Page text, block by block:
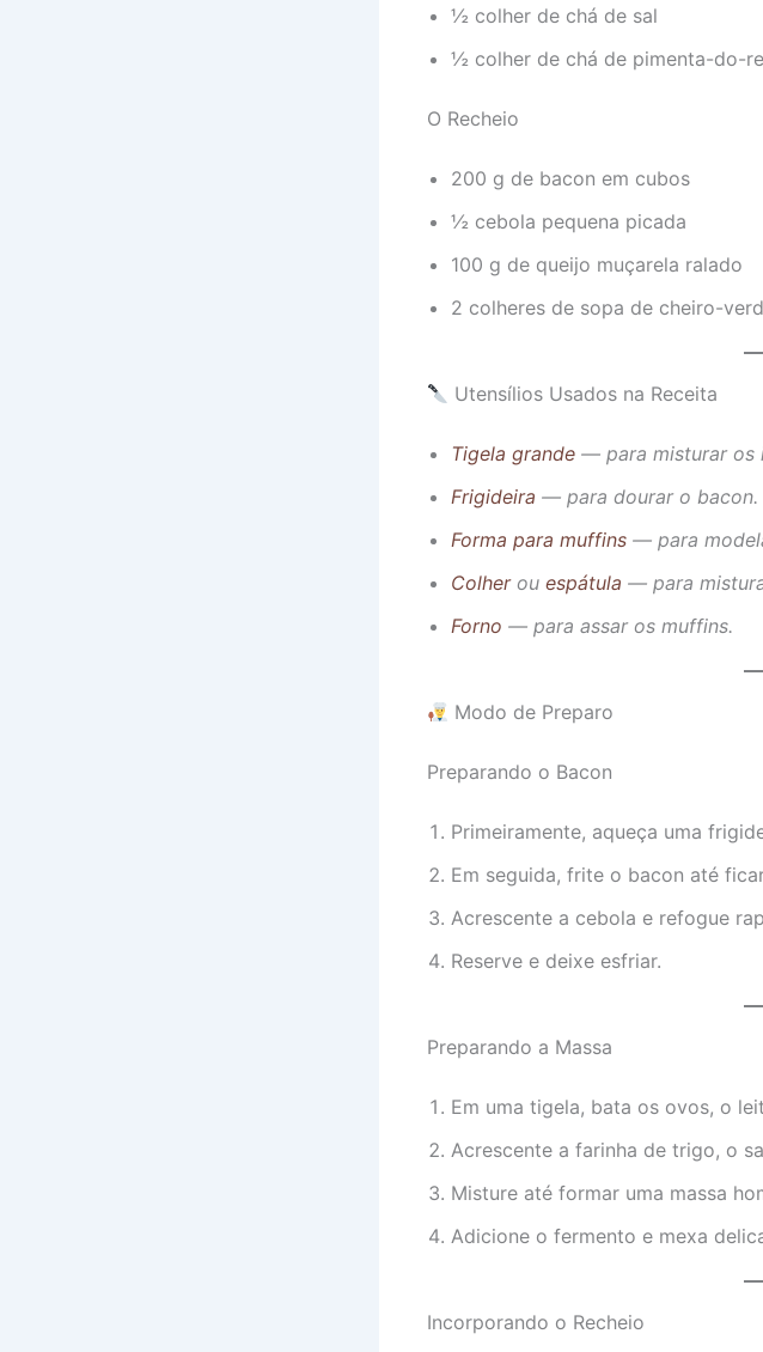
½ colher de chá de sal
½ colher de chá de pimenta-do-
O Recheio
200 g de bacon em cubos
½ cebola pequena picada
100 g de queijo muçarela ralado
2 colheres de sopa de cheiro-
Utensílios Usados na Receita
Tigela grande — para misturar os
Frigideira — para dourar o bacon.
Forma para muffins — para
Colher ou espátula — para
Forno — para assar os muffins.
Modo de Preparo
Preparando o Bacon
Primeiramente, aqueça uma
Em seguida, frite o bacon até
Acrescente a cebola e refogue
Reserve e deixe esfriar.
Preparando a Massa
Em uma tigela, bata os ovos, o
Acrescente a farinha de trigo, o
Misture até formar uma massa
Adicione o fermento e mexa
Incorporando o Recheio